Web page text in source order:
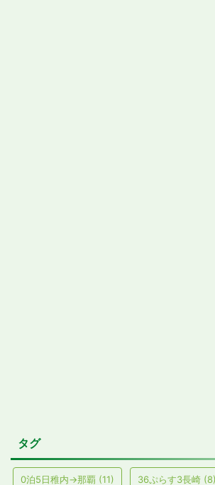
タグ
0泊5日稚内→那覇 (11) 36ぷらす3長崎 (8)